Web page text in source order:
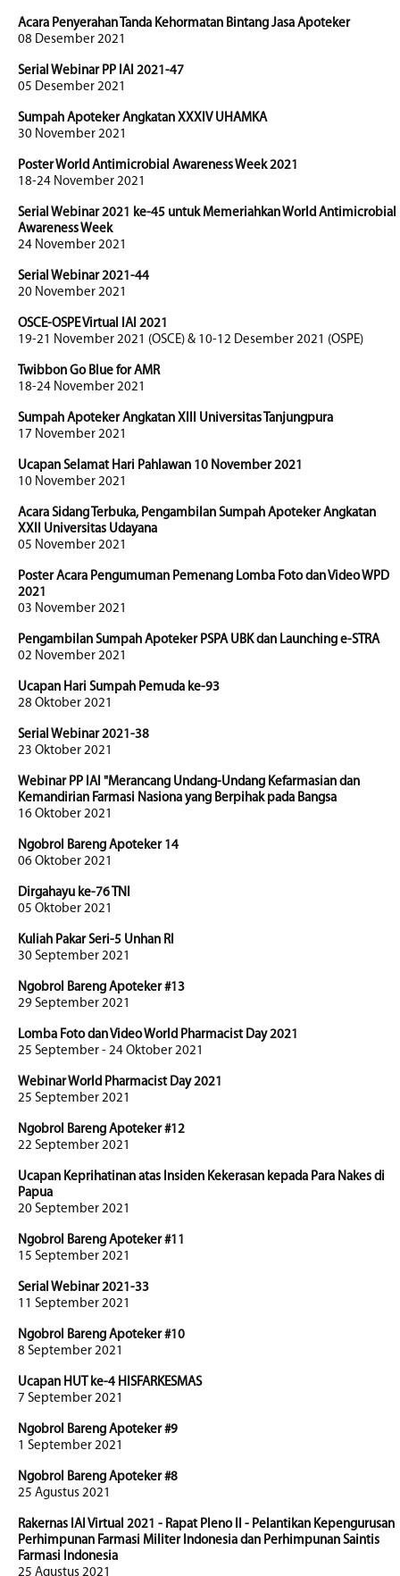
Acara Penyerahan Tanda Kehormatan Bintang Jasa Apoteker
08 Desember 2021
Serial Webinar PP IAI 2021-47
05 Desember 2021
Sumpah Apoteker Angkatan XXXIV UHAMKA
30 November 2021
Poster World Antimicrobial Awareness Week 2021
18-24 November 2021
Serial Webinar 2021 ke-45 untuk Memeriahkan World Antimicrobial
Awareness Week
24 November 2021
Serial Webinar 2021-44
20 November 2021
OSCE-OSPE Virtual IAI 2021
19-21 November 2021 (OSCE) & 10-12 Desember 2021 (OSPE)
Twibbon Go Blue for AMR
18-24 November 2021
Sumpah Apoteker Angkatan XIII Universitas Tanjungpura
17 November 2021
Ucapan Selamat Hari Pahlawan 10 November 2021
10 November 2021
Acara Sidang Terbuka, Pengambilan Sumpah Apoteker Angkatan
XXII Universitas Udayana
05 November 2021
Poster Acara Pengumuman Pemenang Lomba Foto dan Video WPD
2021
03 November 2021
Pengambilan Sumpah Apoteker PSPA UBK dan Launching e-STRA
02 November 2021
Ucapan Hari Sumpah Pemuda ke-93
28 Oktober 2021
Serial Webinar 2021-38
23 Oktober 2021
Webinar PP IAI "Merancang Undang-Undang Kefarmasian dan
Kemandirian Farmasi Nasiona yang Berpihak pada Bangsa
16 Oktober 2021
Ngobrol Bareng Apoteker 14
06 Oktober 2021
Dirgahayu ke-76 TNI
05 Oktober 2021
Kuliah Pakar Seri-5 Unhan RI
30 September 2021
Ngobrol Bareng Apoteker #13
29 September 2021
Lomba Foto dan Video World Pharmacist Day 2021
25 September - 24 Oktober 2021
Webinar World Pharmacist Day 2021
25 September 2021
Ngobrol Bareng Apoteker #12
22 September 2021
Ucapan Keprihatinan atas Insiden Kekerasan kepada Para Nakes di
Papua
20 September 2021
Ngobrol Bareng Apoteker #11
15 September 2021
Serial Webinar 2021-33
11 September 2021
Ngobrol Bareng Apoteker #10
8 September 2021
Ucapan HUT ke-4 HISFARKESMAS
7 September 2021
Ngobrol Bareng Apoteker #9
1 September 2021
Ngobrol Bareng Apoteker #8
25 Agustus 2021
Rakernas IAI Virtual 2021 - Rapat Pleno II - Pelantikan Kepengurusan
Perhimpunan Farmasi Militer Indonesia dan Perhimpunan Saintis
Farmasi Indonesia
25 Agustus 2021